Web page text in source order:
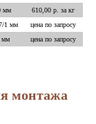
мм
610,00 р. за кг
1 мм
цена по запросу
мм цена по запросу
монтажа